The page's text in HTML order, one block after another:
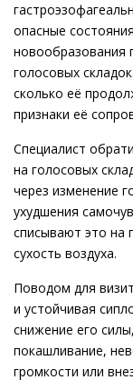
опасные
новообразования
голосовых
сколько её
признаки её
Специалист
на голосовых
через изменение
ухудшения
списывают это на
сухость воздуха.
Поводом для
и устойчивая
снижение его
покашливание,
громкости или